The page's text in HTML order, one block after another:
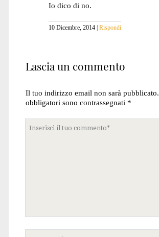
Io dico di no.
10 Dicembre, 2014 Rispondi
Lascia un commento
Il tuo indirizzo email non sarà pubblicato.
obbligatori sono contrassegnati *
commento